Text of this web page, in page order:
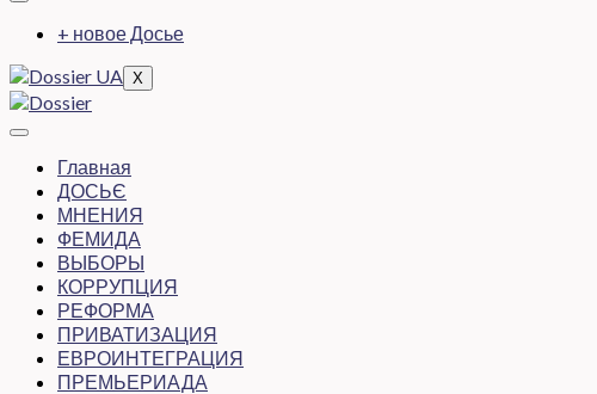
+ новое Досье
X
Главная
ДОСЬЄ
МНЕНИЯ
ФЕМИДА
ВЫБОРЫ
КОРРУПЦИЯ
РЕФОРМА
ПРИВАТИЗАЦИЯ
ЕВРОИНТЕГРАЦИЯ
ПРЕМЬЕРИАДА